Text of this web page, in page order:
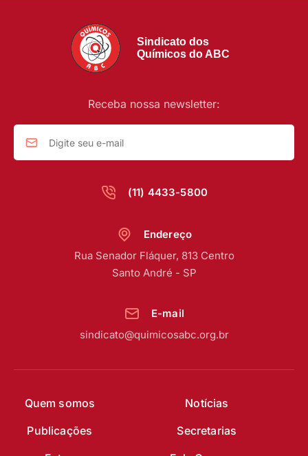
Sindicato dos
Químicos do ABC
(11) 4433-5800
Receba nossa newsletter:
Quem somos
Notícias
Publicações
Secretarias
Endereço
Rua Senador Fláquer, 813 Centro
Santo André - SP
E-mail
sindicato@quimicosabc.org.br